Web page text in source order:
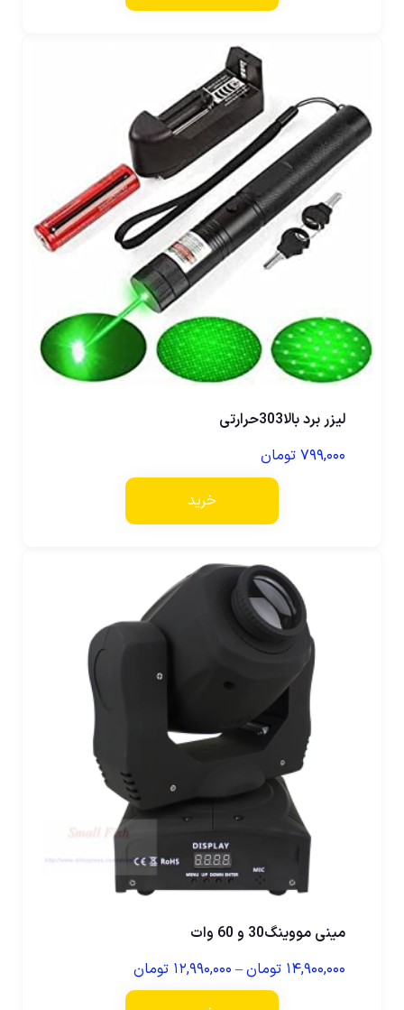
لیزر برد بالا303حرارتی
۷۹۹,۰۰۰ تومان
خرید
مینی مووینگ30 و 60 وات
۱۴,۹۰۰,۰۰۰ تومان– ۱۲,۹۹۰,۰۰۰ تومان